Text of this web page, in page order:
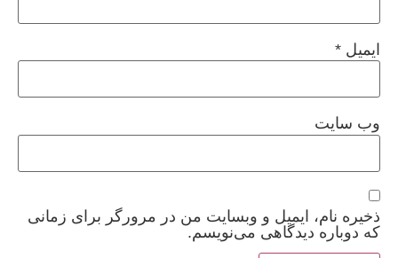
ایمیل *
وب‌ سایت
ذخیره نام، ایمیل و وبسایت من در مرورگر برای زمانی
که دوباره دیدگاهی می‌نویسم.